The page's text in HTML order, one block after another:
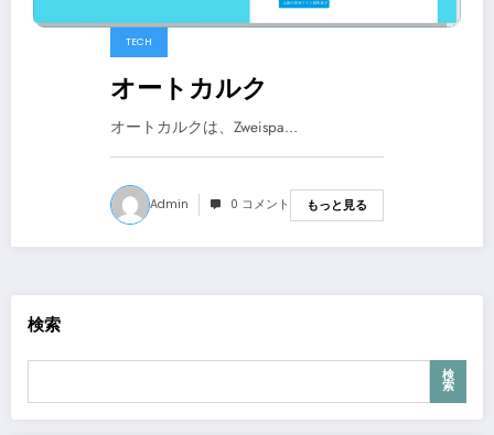
TECH
オートカルク
オートカルクは、Zweispa…
Admin 0 コメント もっと見る
検索
検
索